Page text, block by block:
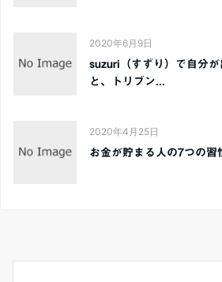
2020年6月9日
suzuri（すずり）で自分が
と、トリブン...
2020年4月25日
お金が貯まる人の7つの習